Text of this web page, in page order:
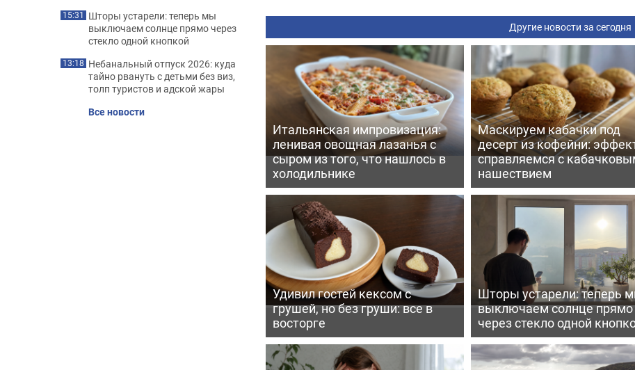
Другие новости за сегодня
Итальянская импровизация:
ленивая овощная лазанья с
сыром из того, что нашлось в
холодильнике
Маскируем кабачки под
десерт из кофейни:
справляемся с
нашествием
Удивил гостей кексом с
грушей, но без груши: все в
восторге
Шторы устарели: теперь
выключаем солнце прямо
через стекло одной
15:31 Шторы устарели: теперь мы
выключаем солнце прямо через
стекло одной кнопкой
13:18 Небанальный отпуск 2026: куда
тайно рвануть с детьми без виз,
толп туристов и адской жары
Все новости